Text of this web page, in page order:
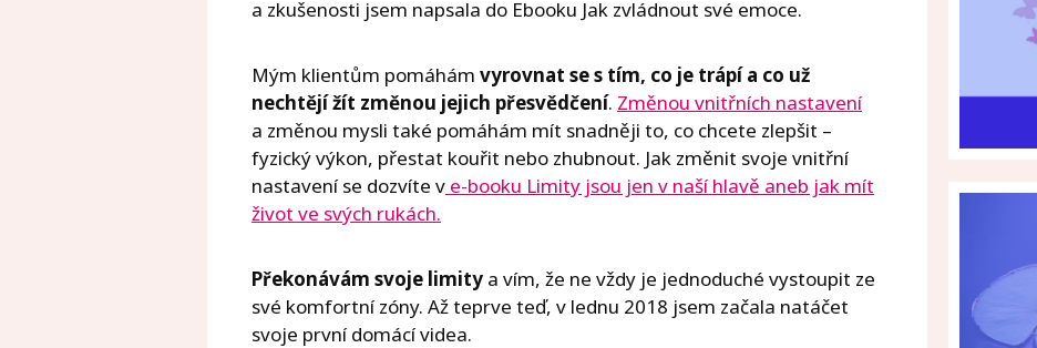
a zkušenosti jsem napsala do Ebooku Jak zvládnout své emoce.
Mým klientům pomáhám vyrovnat se s tím, co je trápí a co už
nechtějí žít změnou jejich přesvědčení. Změnou vnitřních nastavení
a změnou mysli také pomáhám mít snadněji to, co chcete zlepšit –
fyzický výkon, přestat kouřit nebo zhubnout. Jak změnit svoje vnitřní
nastavení se dozvíte v e-booku Limity jsou jen v naší hlavě aneb jak mít
život ve svých rukách.
Překonávám svoje limity a vím, že ne vždy je jednoduché vystoupit ze
své komfortní zóny. Až teprve teď, v lednu 2018 jsem začala natáčet
svoje první domácí videa.